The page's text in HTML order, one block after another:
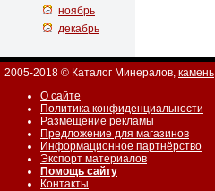
ноябрь
декабрь
2005-2018 © Каталог Минералов, камень
О сайте
Политика конфиденциальности
Размещение рекламы
Предложение для магазинов
Информационное партнёрство
Экспорт материалов
Помощь сайту
Контакты